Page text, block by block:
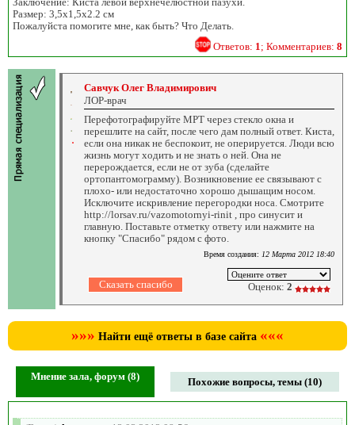
Размер: 3,5x1,5x2.2 см
Пожалуйста помогите мне, как быть? Что Делать.
Ответов: 1 ; Комментариев: 8
Савчук Олег Владимирович
ЛОР-врач
Перефотографируйте МРТ через стекло окна и
перешлите на сайт, после чего дам полный ответ. Киста,
если она никак не беспокоит, не оперируется. Люди всю
жизнь могут ходить и не знать о ней. Она не
перерождается, если не от зуба (сделайте
ортопантомограмму). Возникновение ее связывают с
плохо- или недостаточно хорошо дышащим носом.
Исключите искривление перегородки носа. Смотрите
http://lorsav.ru/vazomotornyi-rinit , про синусит и
главную. Поставьте отметку ответу или нажмите на
кнопку "Спасибо" рядом с фото.
Время создания: 12 Марта 2012 18:40
Оценок: 2
»»» Найти ещё ответы в базе сайта «««
Мнение зала, форум (8) Похожие вопросы, темы (10)